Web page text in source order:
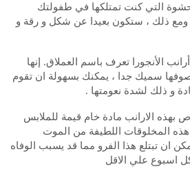
التي كنت تمتلكها في طفولتك
ومع ذلك ، ستكون بعيدا عن شكل و رقة و
الأنجورا تعرف باسم العملاق. إنها
سميك جدا ، يمكنك بسهولة ان تقوم
و ذلك لشدة نعومتها .
بهذه الارانب مادة خام قيمة للملابس
المخلوقات اللطيفة من الموت
ان تبتلع هذا الفرو مما قد يسبب الوفاه
اسبوع علي الاقل